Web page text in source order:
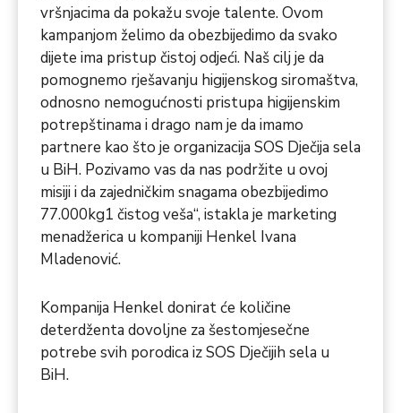
vršnjacima da pokažu svoje talente. Ovom
kampanjom želimo da obezbijedimo da svako
dijete ima pristup čistoj odjeći. Naš cilj je da
pomognemo rješavanju higijenskog siromaštva,
odnosno nemogućnosti pristupa higijenskim
potrepštinama i drago nam je da imamo
partnere kao što je organizacija SOS Dječija sela
u BiH. Pozivamo vas da nas podržite u ovoj
misiji i da zajedničkim snagama obezbijedimo
77.000kg1 čistog veša“, istakla je marketing
menadžerica u kompaniji Henkel Ivana
Mladenović.
Kompanija Henkel donirat će količine
deterdženta dovoljne za šestomjesečne
potrebe svih porodica iz SOS Dječijih sela u
BiH.